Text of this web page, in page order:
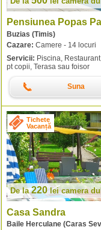
Pensiunea Popas
Buzias (Timis)
Cazare: Camere - 14 locuri
Servicii: Piscina,
pt copii, Terasa sau foisor
Suna
Tichete
Vacanță
De la220leicamera
Casa Sandra
Baile Herculane (Caras